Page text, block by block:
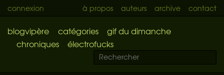
connexion à propos auteurs archive contact
blogvipère catégories
gif du dimanche
chroniques
électrofucks